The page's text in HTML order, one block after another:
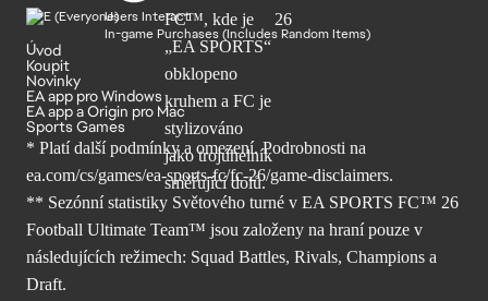
Users Interact
In-game Purchases (Includes Random Items)
Úvod
Koupit
Novinky
EA app pro Windows
EA app a Origin pro Mac
Sports Games
* Platí další podmínky a omezení. Podrobnosti na
ea.com/cs/games/ea-sports-fc/fc-26/game-disclaimers.
** Sezónní statistiky Světového turné v EA SPORTS FC™ 26
Football Ultimate Team™ jsou založeny na hraní pouze v
následujících režimech: Squad Battles, Rivals, Champions a
Draft.